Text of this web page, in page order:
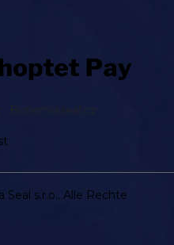
Bohemiaseal.cz
Seal s.r.o.. Alle Rechte